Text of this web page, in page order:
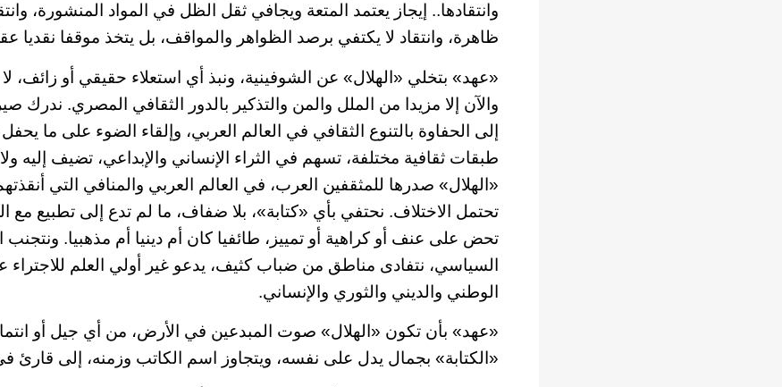
وانتقادها.. إيجاز يعتمد المتعة ويجافي ثقل الظل في المواد المنشورة،
ظاهرة، وانتقاد لا يكتفي برصد الظواهر والمواقف، بل يتخذ موقفا نقديا
«عهد» بتخلي «الهلال» عن الشوفينية، ونبذ أي استعلاء حقيقي أو زائف،
والآن إلا مزيدا من الملل والمن والتذكير بالدور الثقافي المصري. ندرك
إلى الحفاوة بالتنوع الثقافي في العالم العربي، وإلقاء الضوء على ما يحفل
طبقات ثقافية مختلفة، تسهم في الثراء الإنساني والإبداعي، تضيف إليه
«الهلال» صدرها للمثقفين العرب، في العالم العربي والمنافي التي
تحتمل الاختلاف. نحتفي بأي «كتابة»، بلا ضفاف، ما لم تدع إلى تطبيع مع
تحض على عنف أو كراهية أو تمييز، طائفيا كان أم دينيا أم مذهبيا.
السياسي، نتفادى مناطق من ضباب كثيف، يدعو غير أولي العلم للاجتراء على
الوطني والديني والثوري والإنساني.
«عهد» بأن تكون «الهلال» صوت المبدعين في الأرض، من أي جيل أو
«الكتابة» بجمال يدل على نفسه، ويتجاوز اسم الكاتب وزمنه، إلى قارئ